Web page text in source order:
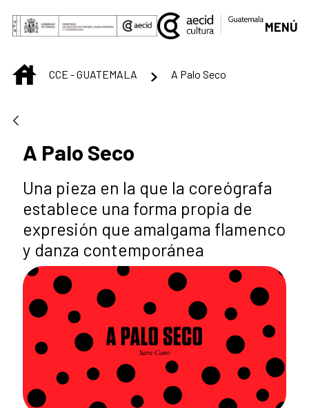
Saltar al contenido principal
MENÚ
INICIOCCE - GUATEMALA A Palo Seco
A Palo Seco
Una pieza en la que la coreógrafa
establece una forma propia de
expresión que amalgama flamenco
y danza contemporánea